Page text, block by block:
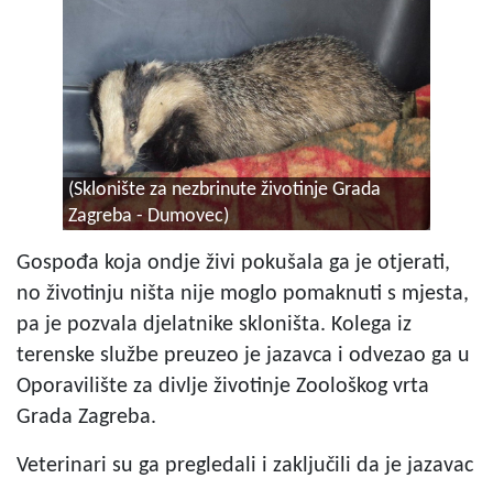
(Sklonište za nezbrinute životinje Grada
Zagreba - Dumovec)
Gospođa koja ondje živi pokušala ga je otjerati,
no životinju ništa nije moglo pomaknuti s mjesta,
pa je pozvala djelatnike skloništa. Kolega iz
terenske službe preuzeo je jazavca i odvezao ga u
Oporavilište za divlje životinje Zoološkog vrta
Grada Zagreba.
Veterinari su ga pregledali i zaključili da je jazavac